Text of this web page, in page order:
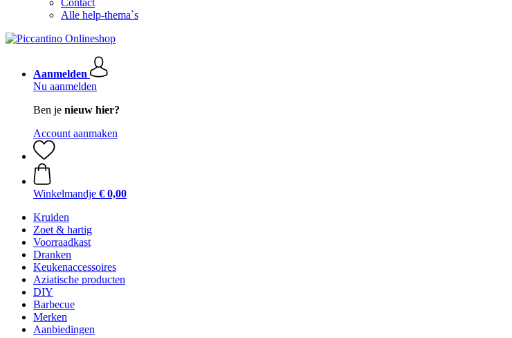
Contact
Alle help-thema`s
Aanmelden
Nu aanmelden
Ben je nieuw hier?
Account aanmaken
Winkelmandje € 0,00
Kruiden
Zoet & hartig
Voorraadkast
Dranken
Keukenaccessoires
Aziatische producten
DIY
Barbecue
Merken
Aanbiedingen